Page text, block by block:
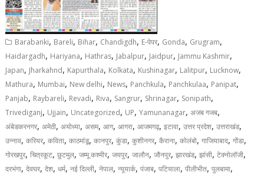
Barabanki, Bareli, Bihar, Chandigdh, E-पेपर, Gonda, Grugram,
Haidargadh, Hariyana, Hathras, Jabalpur, Jaidpur, Jammu Kashmir,
Japan, Jharkahnd, Kapurthala, Kolkata, Kushinagar, Lalitpur, Lucknow,
Mathura, Mumbai, New delhi, News, Panchkula, Panchkulaa, Panipat,
Panjab, Raybareli, Revadi, Riva, Sangrur, Shrinagar, Sonipath,
Trivediganj, Ujjain, Uncategorized, UP,Yamunanagar,अजब गजब,
अंबेडकरनगर,अमेठी,अयोध्या,असम,आग,आगरा,आजमगढ़,इटावा,उत्तर प्रदेश,उत्तराखंड,
उन्नाव,करियर,कविता,काठमांडू,कानपुर,कुंडा,कुशीनगर,कैराना,कोलंबो,गाजियाबाद,गोंडा,
गोरखपुर,चित्रकूट,छुटमुल,जम्मू कश्मीर,जयपुर,जालौन,जौनपुर,झारखंड,झांसी,टेक्नोलॉजी,
दरभंगा,देवघर,देश,धर्म,नई दिल्ली,नेपाल,न्यूयार्क,पंजाब,पटियाला,पीलीभीत,पुलबामा,